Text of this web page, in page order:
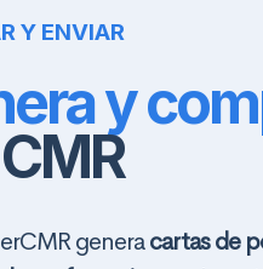
Y ENVIAR
y
CMR
generacartas de